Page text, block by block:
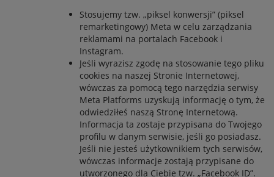
Stosujemy tzw. „piksel konwersji” (piksel
remarketingowy) Meta w celu zarządzania
reklamami na portalach Facebook i
Instagram.
Jeśli wyrazisz zgodę na stosowanie tego pliku
cookies na naszej Stronie Internetowej,
wówczas za pomocą tego narzędzia serwisy
Meta Platforms uzyskują informację o tym, że
odwiedziłeś naszą Stronę Internetową.
Informacja ta zostaje przypisana do Twojego
profilu w danym serwisie, jeśli go posiadasz.
Jeśli nie jesteś użytkownikiem tych serwisów,
wówczas informacje zostają przypisane do
utworzonego dla Ciebie tzw. „Facebook ID”.